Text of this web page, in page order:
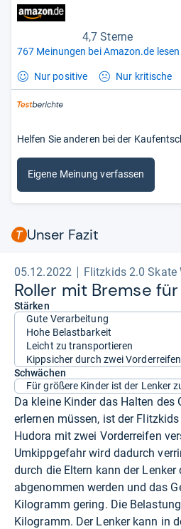
4,7 Sterne
767 Meinungen bei Amazon.de lesen
Nur positive Nur kritische
Helfen Sie anderen bei der
Eigene Meinung verfassen
Unser Fazit
05.12.2022 Flitzkids 2.0 Skate
Rol­ler mit Bremse
Stärken
Gute Verarbeitung
Hohe Belastbarkeit
Leicht zu transportieren
Kippsicher durch zwei Vorderreifen
Schwächen
Für größere Kinder ist der Lenker
Da kleine Kinder das Halten des
erlernen müssen, ist der
Hudora mit zwei Vorderreifen
Umkippgefahr wird dadurch
durch die Eltern kann der Lenker
abgenommen werden und das
Kilogramm gering. Die
Kilogramm. Der Lenker kann in